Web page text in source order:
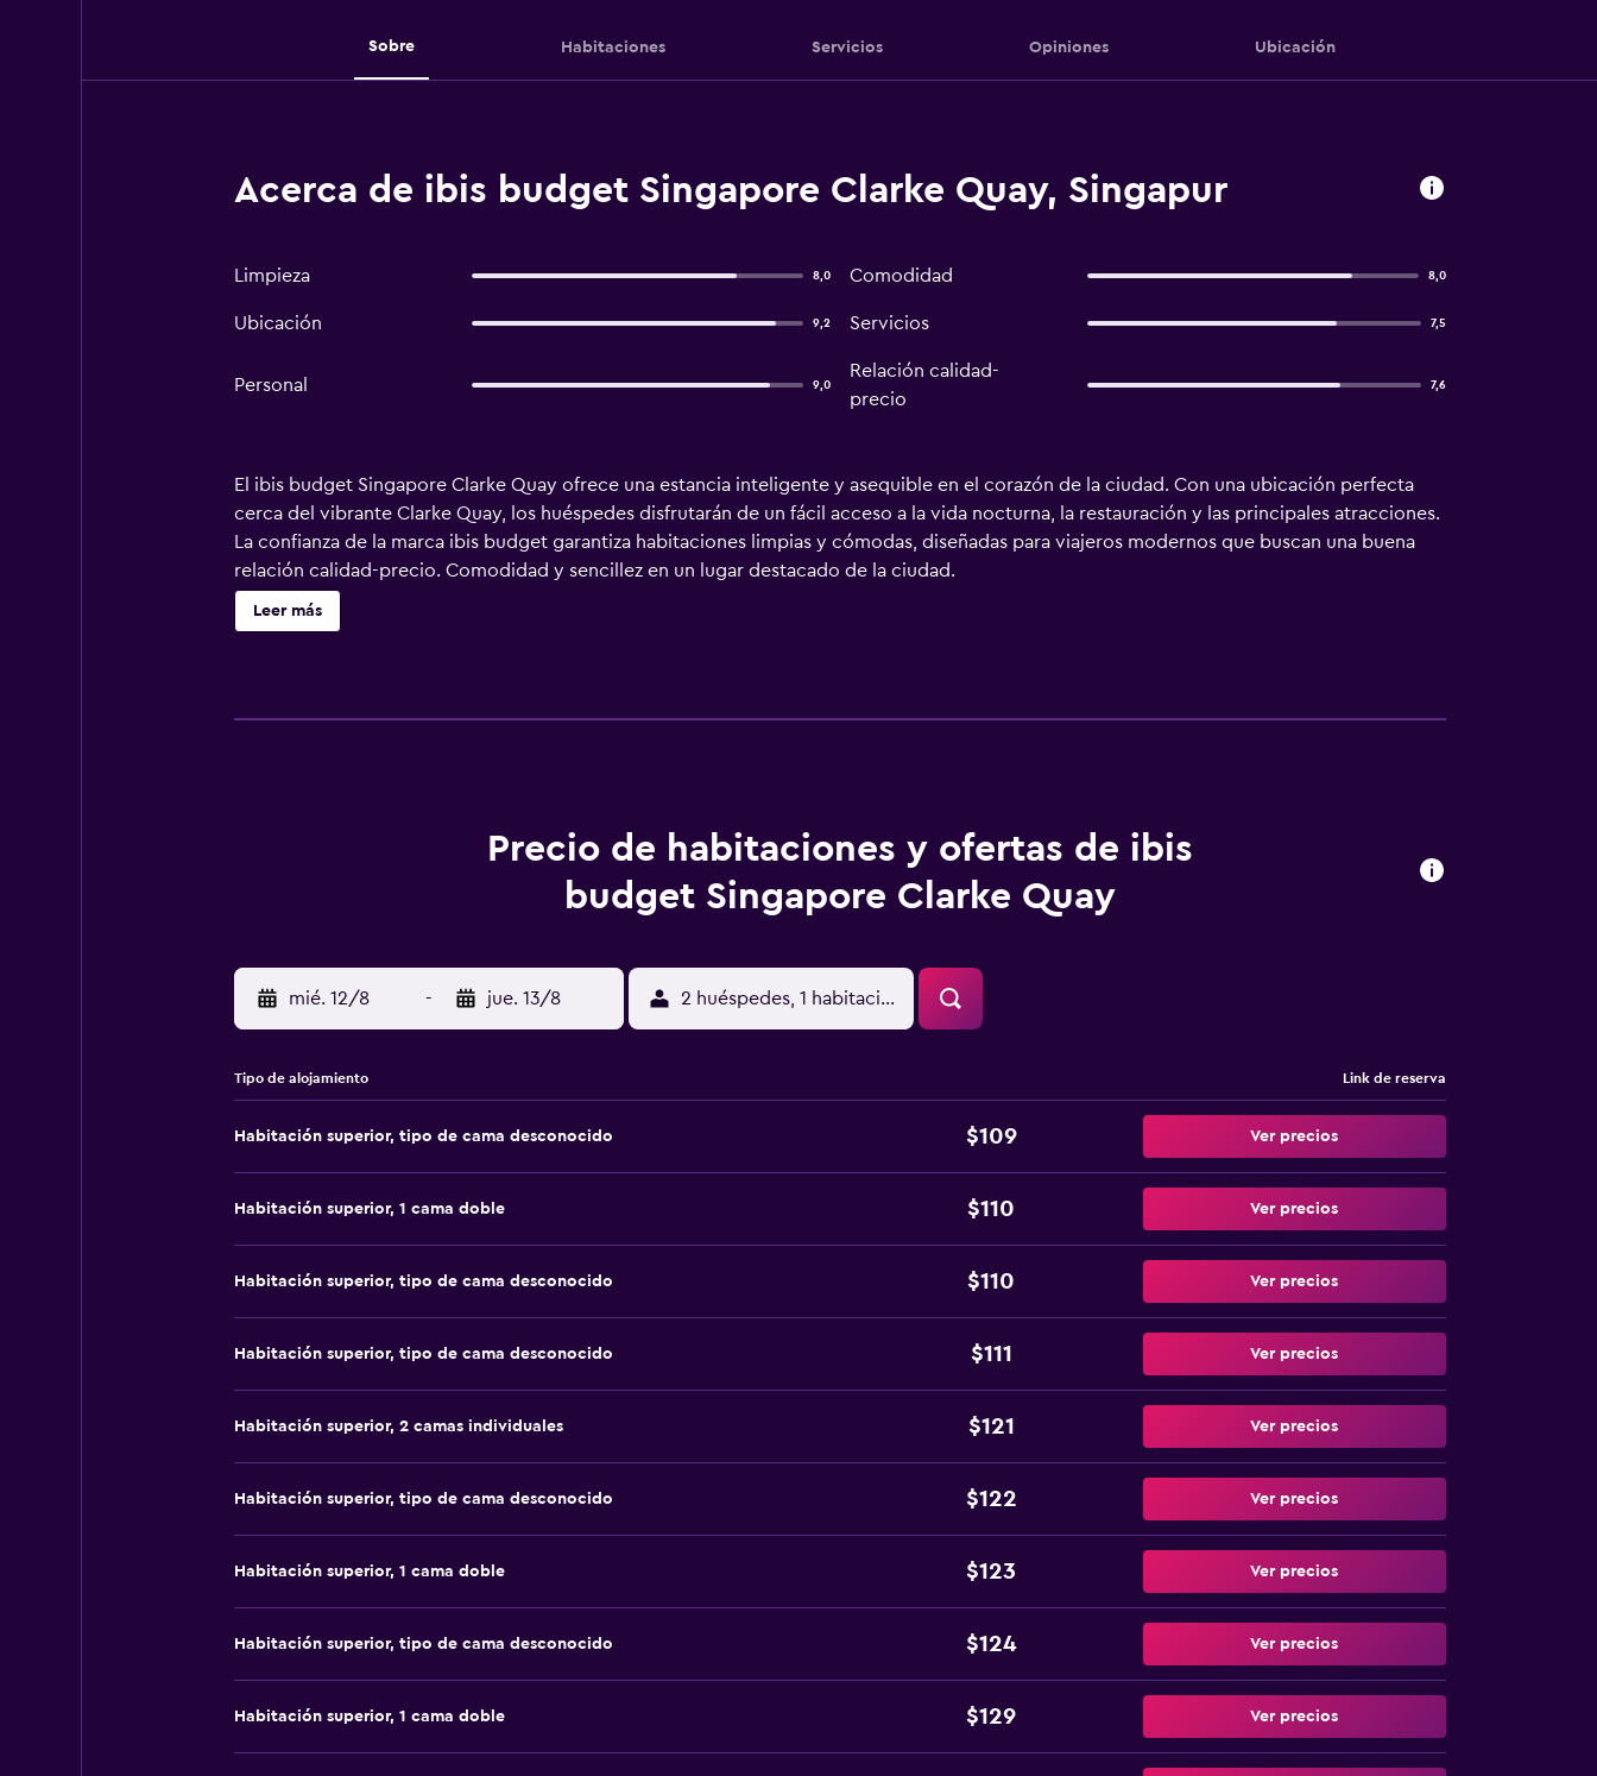
Sobre Habitaciones Servicios Opiniones Ubicación
Acerca de ibis budget Singapore Clarke Quay, Singapur
Limpieza 8,0 Comodidad 8,0
Ubicación 9,2 Servicios 7,5
Personal 9,0
Relación calidad-
precio
7,6
El ibis budget Singapore Clarke Quay ofrece una estancia inteligente y asequible en el corazón de la ciudad. Con una ubicación perfecta
cerca del vibrante Clarke Quay, los huéspedes disfrutarán de un fácil acceso a la vida nocturna, la restauración y las principales atracciones.
La confianza de la marca ibis budget garantiza habitaciones limpias y cómodas, diseñadas para viajeros modernos que buscan una buena
relación calidad-precio. Comodidad y sencillez en un lugar destacado de la ciudad.
Leer más
Precio de habitaciones y ofertas de ibis
budget Singapore Clarke Quay
mié. 12/8 - jue. 13/8 2 huéspedes, 1 habitación
Tipo de alojamiento Link de reserva
Habitación superior, tipo de cama desconocido $109 Ver precios
Habitación superior, 1 cama doble $110 Ver precios
Habitación superior, tipo de cama desconocido $110 Ver precios
Habitación superior, tipo de cama desconocido $111 Ver precios
Habitación superior, 2 camas individuales $121 Ver precios
Habitación superior, tipo de cama desconocido $122 Ver precios
Habitación superior, 1 cama doble $123 Ver precios
Habitación superior, tipo de cama desconocido $124 Ver precios
Habitación superior, 1 cama doble $129 Ver precios